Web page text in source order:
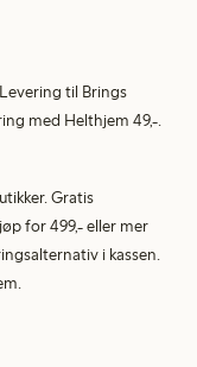
til Brings
med Helthjem 49,-.
Gratis
for 499,- eller mer
i kassen.